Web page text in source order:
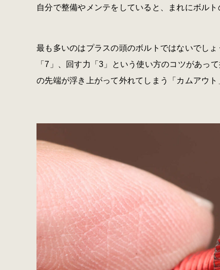
自分で整備やメンテをしていると、まれにボル
最も多いのはプラスの頭のボルトではないでし
「7」、回す力「3」という使い方のコツがあっ
の先端が浮き上がって外れてしまう「カムアウ